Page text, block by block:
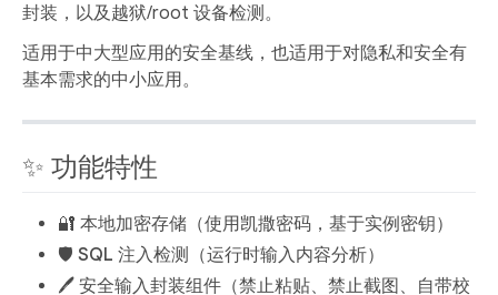
封装，以及越狱/root 设备检测。
适用于中大型应用的安全基线，也适用于对隐私和安全有
基本需求的中小应用。
✨ 功能特性
🔐 本地加密存储 （使用凯撒密码，基于实例密钥）
🛡️ SQL 注入检测
（运行时输入内容分析）
🖊️ 安全输入封装组件 （禁止粘贴、禁止截图、自带校